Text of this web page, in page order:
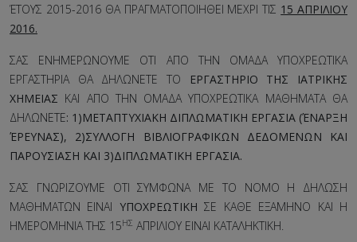
ΈΤΟΥΣ 2015-2016 ΘΑ ΠΡΑΓΜΑΤΟΠΟΙΗΘΕΙ ΜΕΧΡΙ ΤΙΣ 15 ΑΠΡΙΛΙΟΥ
2016.
ΣΑΣ ΕΝΗΜΕΡΩΝΟΥΜΕ ΟΤΙ ΑΠΟ ΤΗΝ ΟΜΑΔΑ ΥΠΟΧΡΕΩΤΙΚΑ
ΕΡΓΑΣΤΗΡΙΑ ΘΑ ΔΗΛΩΝΕΤΕ ΤΟ
ΕΡΓΑΣΤΗΡΙΟ ΤΗΣ ΙΑΤΡΙΚΗΣ
ΧΗΜΕΙΑΣ ΚΑΙ ΑΠΟ ΤΗΝ ΟΜΑΔΑ ΥΠΟΧΡΕΩΤΙΚΑ ΜΑΘΗΜΑΤΑ ΘΑ
ΔΗΛΩΝΕΤΕ: 1)ΜΕΤΑΠΤΥΧΙΑΚΗ ΔΙΠΛΩΜΑΤΙΚΗ ΕΡΓΑΣΙΑ (ΈΝΑΡΞΗ
ΈΡΕΥΝΑΣ), 2)ΣΥΛΛΟΓΗ ΒΙΒΛΙΟΓΡΑΦΙΚΩΝ ΔΕΔΟΜΕΝΩΝ ΚΑΙ
ΠΑΡΟΥΣΙΑΣΗ ΚΑΙ 3)ΔΙΠΛΩMAΤΙΚΗ ΕΡΓΑΣΙΑ.
ΣΑΣ ΓΝΩΡΙΖΟΥΜΕ ΟΤΙ ΣΥΜΦΩΝΑ ΜΕ ΤΟ ΝΟΜΟ Η ΔΗΛΩΣΗ
ΜΑΘΗΜΑΤΩΝ ΕΙΝΑΙ ΥΠΟΧΡΕΩΤΙΚΗ ΣΕ ΚΑΘΕ ΕΞΑΜΗΝΟ ΚΑΙ Η
ΗΜΕΡΟΜΗΝΙΑ ΤΗΣ 15ΗΣ ΑΠΡΙΛΙΟΥ ΕΙΝΑΙ ΚΑΤΑΛΗΚΤΙΚΗ.